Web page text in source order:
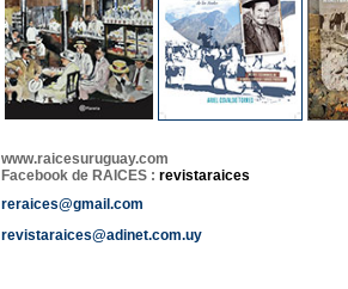
www.raicesuruguay.com
Facebook de RAICES : revistaraices
reraices@gmail.com
revistaraices@adinet.com.uy